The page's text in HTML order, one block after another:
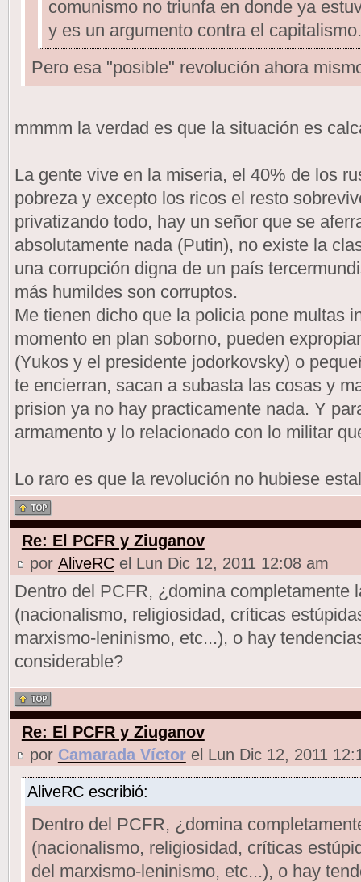
comunismo no triunfa en donde ya
y es un argumento contra el capitalismo.
Pero esa "posible" revolución ahora
mmmm la verdad es que la situación es
La gente vive en la miseria, el 40% de los
pobreza y excepto los ricos el resto
privatizando todo, hay un señor que se
absolutamente nada (Putin), no existe la
una corrupción digna de un país
más humildes son corruptos.
Me tienen dicho que la policia pone multas
momento en plan soborno, pueden
(Yukos y el presidente jodorkovsky) o
te encierran, sacan a subasta las cosas y
prision ya no hay practicamente nada. Y
armamento y lo relacionado con lo militar
Lo raro es que la revolución no hubiese
Re: El PCFR y Ziuganov
por AliveRCel Lun Dic 12, 2011 12:08 am
Dentro del PCFR, ¿domina completamente
(nacionalismo, religiosidad, críticas
marxismo-leninismo, etc...), o hay
considerable?
Re: El PCFR y Ziuganov
por Camarada Víctorel Lun Dic 12, 2011
AliveRC escribió:
Dentro del PCFR, ¿domina
(nacionalismo, religiosidad, críticas
del marxismo-leninismo, etc...), o hay